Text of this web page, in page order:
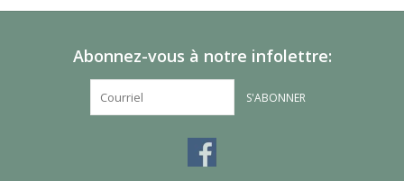
Abonnez-vous à notre infolettre:
S'ABONNER